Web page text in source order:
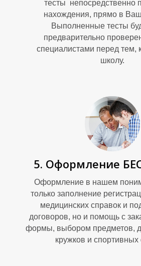
У
тесты непосредственно
нахождения, прямо в
Выполненные тесты
предварительно
специалистами перед тем,
школу.
5. Оформление
Оформление в нашем
только заполнение
медицинских справок и
договоров, но и помощь с
формы, выбором предметов,
кружков и спортивных